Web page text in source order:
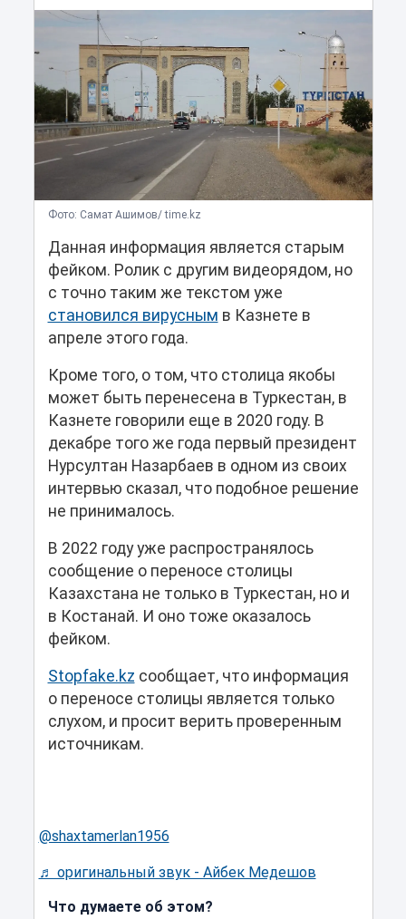
Фото: Самат Ашимов/ time.kz
Данная информация является старым
фейком. Ролик с другим видеорядом, но
с точно таким же текстом уже
становился вирусным в Казнете в
апреле этого года.
Кроме того, о том, что столица якобы
может быть перенесена в Туркестан, в
Казнете говорили еще в 2020 году. В
декабре того же года первый президент
Нурсултан Назарбаев в одном из своих
интервью сказал, что подобное решение
не принималось.
В 2022 году уже распространялось
сообщение о переносе столицы
Казахстана не только в Туркестан, но и
в Костанай. И оно тоже оказалось
фейком.
Stopfake.kz сообщает, что информация
о переносе столицы является только
слухом, и просит верить проверенным
источникам.
@shaxtamerlan1956
♬ оригинальный звук - Айбек Медешов
Что думаете об этом?